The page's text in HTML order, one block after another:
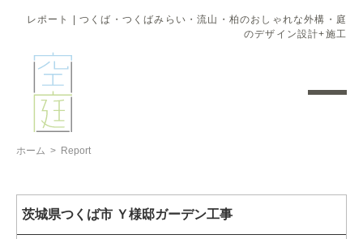
レポート | つくば・つくばみらい・流山・柏のおしゃれな外構・庭
のデザイン設計+施工
ホーム > Report
茨城県つくば市 Ｙ様邸ガーデン工事